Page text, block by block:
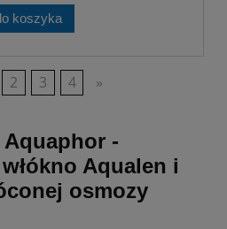
koszyka
2 3 4 »
-
Aqualen i
osmozy